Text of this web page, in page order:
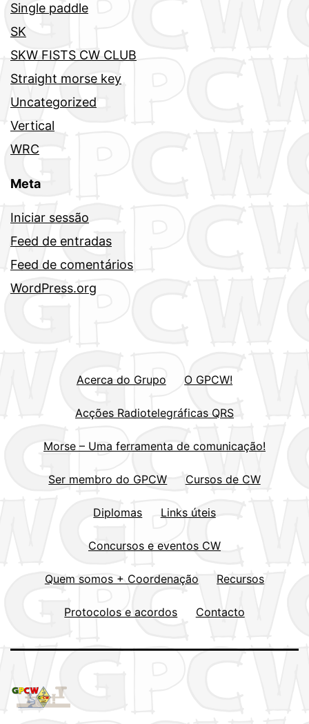
Single paddle
SK
SKW FISTS CW CLUB
Straight morse key
Uncategorized
Vertical
WRC
Meta
Iniciar sessão
Feed de entradas
Feed de comentários
WordPress.org
Acerca do Grupo O GPCW!
Acções Radiotelegráficas QRS
Morse – Uma ferramenta de comunicação!
Ser membro do GPCW Cursos de CW
Diplomas Links úteis
Concursos e eventos CW
Quem somos + Coordenação Recursos
Protocolos e acordos Contacto